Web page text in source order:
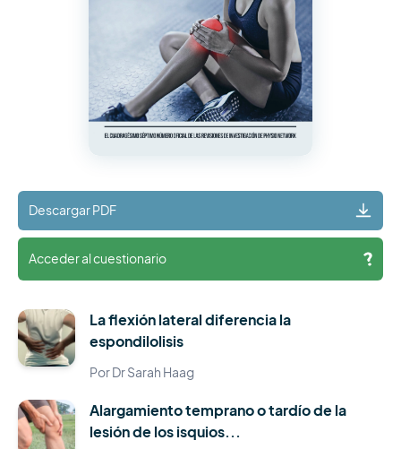
Descargar PDF
Acceder al cuestionario
La flexión lateral diferencia la
espondilolisis
Por Dr Sarah Haag
Alargamiento temprano o tardío de la
lesión de los isquios...